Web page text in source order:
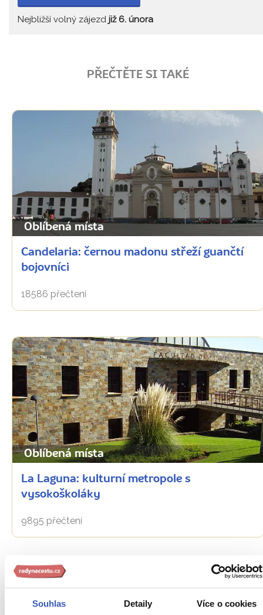
Souhlas Detaily Více o cookies
Nejbližší volný zájezd již 6. února
PŘEČTĚTE SI TAKÉ
Oblíbená místa
Candelaria: černou madonu střeží guančtí
bojovníci
18586 přečtení
Oblíbená místa
La Laguna: kulturní metropole s
vysokoškoláky
9895 přečtení